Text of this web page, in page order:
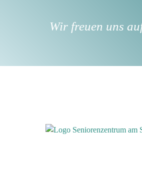
Wir freuen uns